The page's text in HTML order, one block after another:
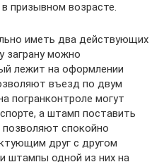
призывном возрасте.
иметь два действующих
заграну можно
лежит на оформлении
въезд по двум
погранконтроле могут
а штамп поставить
спокойно
друг с другом
штампы одной из них на